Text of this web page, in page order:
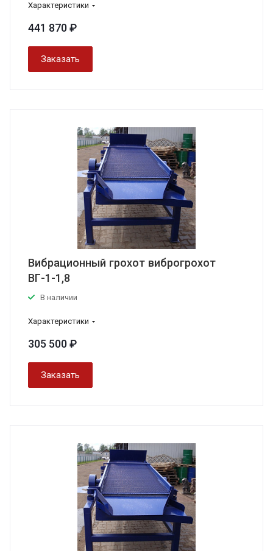
Характеристики
441 870 ₽
Заказать
Вибрационный грохот виброгрохот
ВГ-1-1,8
В наличии
Характеристики
305 500 ₽
Заказать